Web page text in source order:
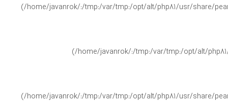
(/home/javanrok/:/tmp:/var/tmp:/opt/alt/php81/usr/share/
(/home/javanrok/:/tmp:/var/tmp:/opt/alt/
(/home/javanrok/:/tmp:/var/tmp:/opt/alt/php81/usr/share/